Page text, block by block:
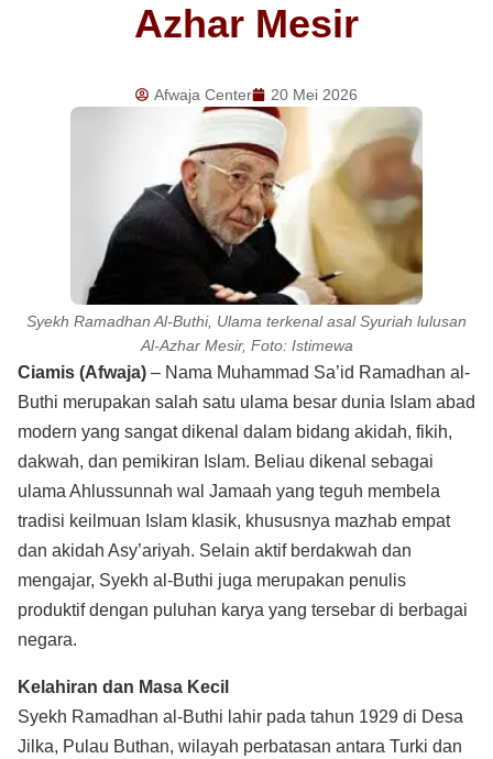
Azhar Mesir
Afwaja Center 20 Mei 2026
Syekh Ramadhan Al-Buthi, Ulama terkenal asal Syuriah lulusan
Al-Azhar Mesir, Foto: Istimewa
Ciamis (Afwaja) – Nama Muhammad Sa’id Ramadhan al-
Buthi merupakan salah satu ulama besar dunia Islam abad
modern yang sangat dikenal dalam bidang akidah, fikih,
dakwah, dan pemikiran Islam. Beliau dikenal sebagai
ulama Ahlussunnah wal Jamaah yang teguh membela
tradisi keilmuan Islam klasik, khususnya mazhab empat
dan akidah Asy’ariyah. Selain aktif berdakwah dan
mengajar, Syekh al-Buthi juga merupakan penulis
produktif dengan puluhan karya yang tersebar di berbagai
negara.
Kelahiran dan Masa Kecil
Syekh Ramadhan al-Buthi lahir pada tahun 1929 di Desa
Jilka, Pulau Buthan, wilayah perbatasan antara Turki dan